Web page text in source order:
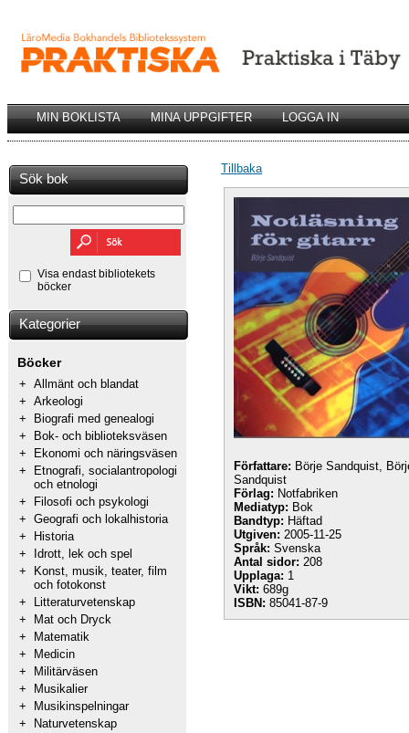
MIN BOKLISTA MINA UPPGIFTER LOGGA IN
Sök bok
Visa endast bibliotekets
böcker
Kategorier
Böcker
+ Allmänt och blandat
+ Arkeologi
+
Biografi med genealogi
+
Bok- och biblioteksväsen
+
Ekonomi och näringsväsen
+
Etnografi, socialantropologi
och etnologi
+
Filosofi och psykologi
+ Geografi och lokalhistoria
+
Historia
+
Idrott, lek och spel
+
Konst, musik, teater, film
och fotokonst
+
Litteraturvetenskap
+
Mat och Dryck
+
Matematik
+
Medicin
+
Militärväsen
+
Musikalier
+
Musikinspelningar
+
Naturvetenskap
Tillbaka
Författare: Börje Sandquist,
Sandquist
Förlag: Notfabriken
Mediatyp: Bok
Bandtyp: Häftad
Utgiven: 2005-11-25
Språk: Svenska
Antal sidor: 208
Upplaga: 1
Vikt: 689g
ISBN: 85041-87-9